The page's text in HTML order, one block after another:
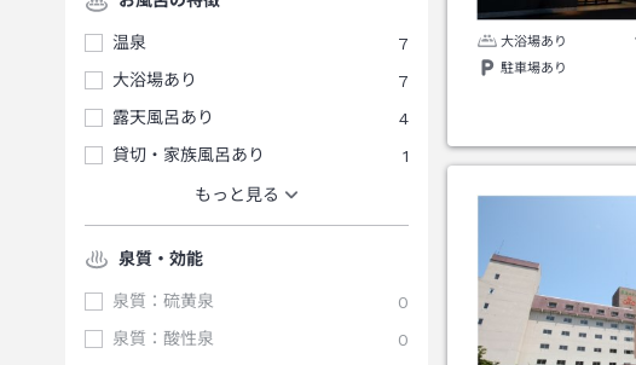
温泉
7
大浴場あり
7
露天風呂あり
4
貸切・家族風呂あり
1
もっと見る
泉質・効能
泉質：硫黄泉
0
泉質：酸性泉
0
大浴場あり
駐車場あり